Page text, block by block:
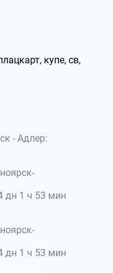
купе, св,
- Адлер:
дн 1 ч 53 мин
дн 1 ч 53 мин